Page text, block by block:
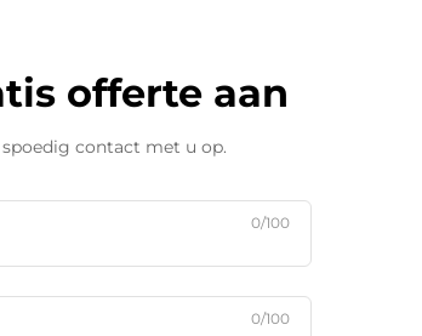
offerte aan
contact met u op.
0/100
0/100